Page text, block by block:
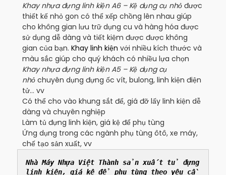
Khay nhựa đựng linh kiện A6 – Kệ dụng cụ nhỏ được
thiết kế nhỏ gon có thể xếp chồng lên nhau giúp
cho không gian lưu trữ dụng cu và hàng hóa được
sử dụng dễ dàng và tiết kiệm được được không
gian của bạn.Khay linh kiện với nhiều kích thước và
màu sắc giúp cho quý khách có nhiều lựa chọn
Khay nhựa đựng linh kiện A5 – Kệ dụng cụ
nhỏ chuyên dụng đựng ốc vít, bulong, linh kiện điện
tử… vv
Có thể cho vào khung sắt để, giá đỡ lấy linh kiện dễ
dàng và chuyên nghiệp
Làm tủ đựng linh kiện, giá kệ để phụ tùng
Ứng dụng trong các ngành phụ tùng ôtô, xe máy,
chế tạo sản xuất, vv
Nhà Máy Nhựa Việt Thành sản xuất tủ đựng
linh kiện, giá kệ để phụ tùng theo yêu cầ